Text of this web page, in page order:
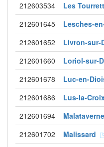
212603534 Les
212601645 Lesches-
212601652 Livron-sur-
212601660 Loriol-sur-
212601678 Luc-en-
212601686 Lus-la-
212601694 Malataverne
212601702 Malissard